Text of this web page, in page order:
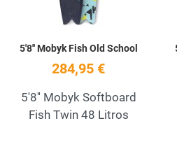
5'8'' Mobyk Fish Old School
284,95 €
5'8'' Mobyk Softboard
Fish Twin 48 Litros